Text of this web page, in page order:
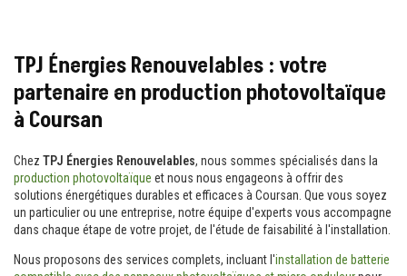
TPJ Énergies Renouvelables : votre
partenaire en production photovoltaïque
à Coursan
Chez TPJ Énergies Renouvelables, nous sommes spécialisés dans la
production photovoltaïque et nous nous engageons à offrir des
solutions énergétiques durables et efficaces à Coursan. Que vous soyez
un particulier ou une entreprise, notre équipe d'experts vous accompagne
dans chaque étape de votre projet, de l'étude de faisabilité à l'installation.
Nous proposons des services complets, incluant l'installation de batterie